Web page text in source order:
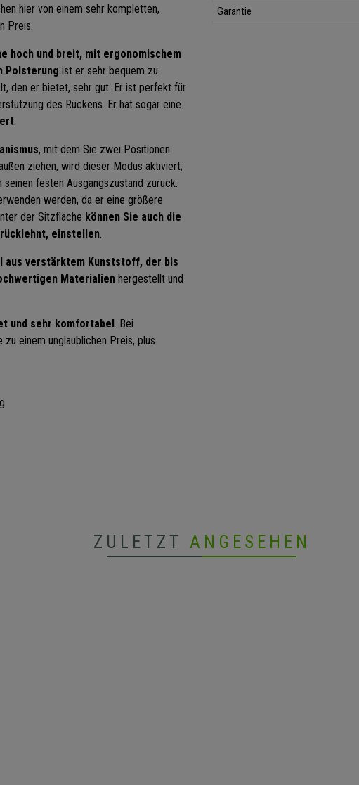
hier von einem sehr kompletten,
Preis.
hoch und breit, mit ergonomischem
Polsterung ist er sehr bequem zu
den er bietet, sehr gut. Er ist perfekt für
des Rückens. Er hat sogar eine
.
, mit dem Sie zwei Positionen
ziehen, wird dieser Modus aktiviert;
festen Ausgangszustand zurück.
werden, da er eine größere
der Sitzfläche können Sie auch die
einstellen.
aus verstärktem Kunststoff, der bis
Materialien hergestellt und
und sehr komfortabel. Bei
einem unglaublichen Preis, plus
Garantie
ZULETZT ANGESEHEN